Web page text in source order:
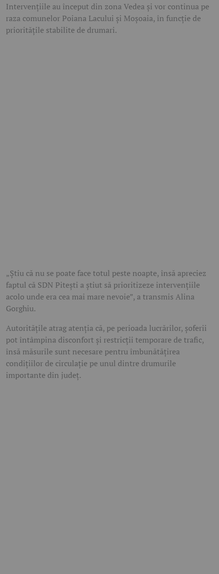
Intervențiile au început din zona Vedea și vor continua pe
raza comunelor Poiana Lacului și Moșoaia, în funcție de
prioritățile stabilite de drumari.
„Știu că nu se poate face totul peste noapte, însă apreciez
faptul că SDN Pitești a știut să prioritizeze intervențiile
acolo unde era cea mai mare nevoie”, a transmis Alina
Gorghiu.
Autoritățile atrag atenția că, pe perioada lucrărilor, șoferii
pot întâmpina disconfort și restricții temporare de trafic,
însă măsurile sunt necesare pentru îmbunătățirea
condițiilor de circulație pe unul dintre drumurile
importante din județ.